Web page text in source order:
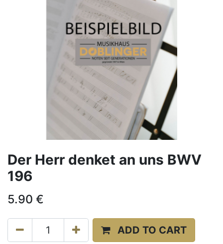
Der Herr denket an uns BWV
196
5.90 €
ADD TO CART